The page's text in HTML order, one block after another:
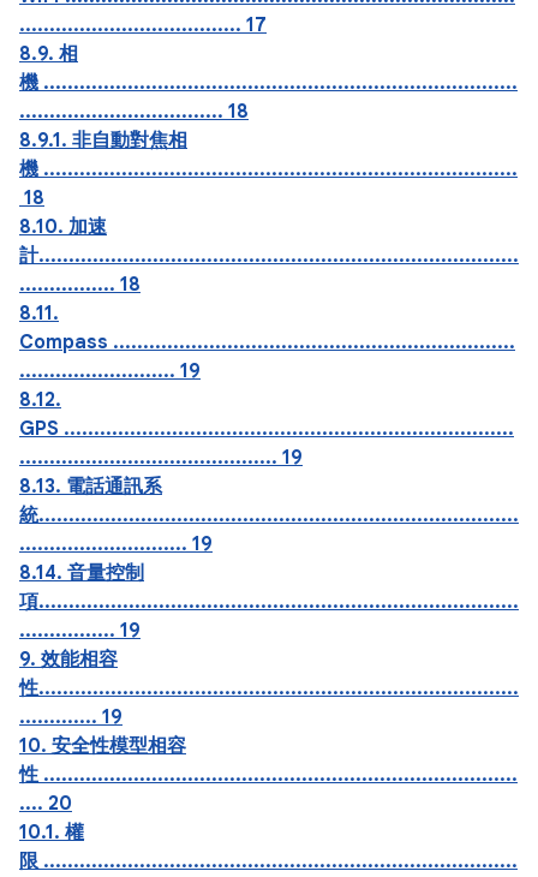
..................................... 17
8.9. 相
機 ...............................................................................
.................................. 18
8.9.1. 非自動對焦相
機 ...............................................................................
18
8.10. 加速
計................................................................................
................ 18
8.11.
Compass ...................................................................
.......................... 19
8.12.
GPS ...........................................................................
........................................... 19
8.13. 電話通訊系
統................................................................................
............................ 19
8.14. 音量控制
項................................................................................
................ 19
9. 效能相容
性................................................................................
............. 19
10. 安全性模型相容
性 ...............................................................................
.... 20
10.1. 權
限 ...............................................................................